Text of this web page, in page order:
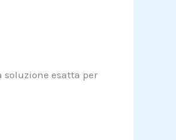
soluzione esatta per